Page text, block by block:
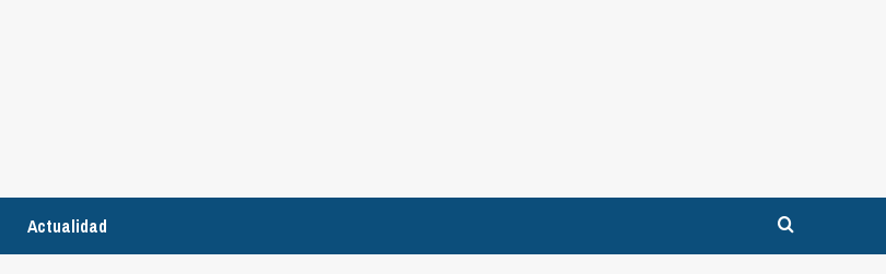
Actualidad